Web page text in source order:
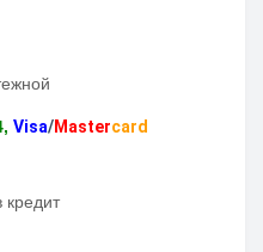
Visa/Mastercard